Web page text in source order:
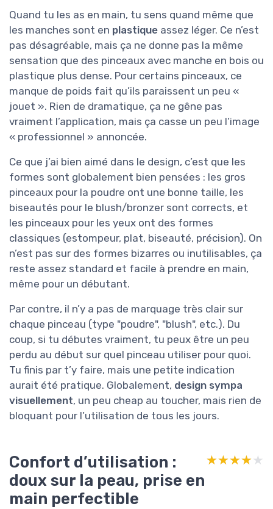
Quand tu les as en main, tu sens quand même que
les manches sont en plastique assez léger. Ce n’est
pas désagréable, mais ça ne donne pas la même
sensation que des pinceaux avec manche en bois ou
plastique plus dense. Pour certains pinceaux, ce
manque de poids fait qu’ils paraissent un peu «
jouet ». Rien de dramatique, ça ne gêne pas
vraiment l’application, mais ça casse un peu l’image
« professionnel » annoncée.
Ce que j’ai bien aimé dans le design, c’est que les
formes sont globalement bien pensées : les gros
pinceaux pour la poudre ont une bonne taille, les
biseautés pour le blush/bronzer sont corrects, et
les pinceaux pour les yeux ont des formes
classiques (estompeur, plat, biseauté, précision). On
n’est pas sur des formes bizarres ou inutilisables, ça
reste assez standard et facile à prendre en main,
même pour un débutant.
Par contre, il n’y a pas de marquage très clair sur
chaque pinceau (type "poudre", "blush", etc.). Du
coup, si tu débutes vraiment, tu peux être un peu
perdu au début sur quel pinceau utiliser pour quoi.
Tu finis par t’y faire, mais une petite indication
aurait été pratique. Globalement, design sympa
visuellement, un peu cheap au toucher, mais rien de
bloquant pour l’utilisation de tous les jours.
Confort d’utilisation :
doux sur la peau, prise en
main perfectible
★★★★★
★★★★★